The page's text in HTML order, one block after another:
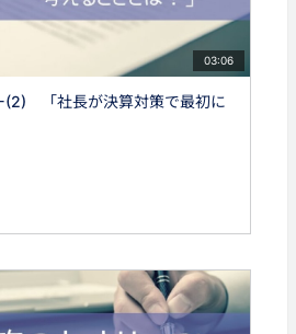
03:06
(2) 「社長が決算対策で最初に